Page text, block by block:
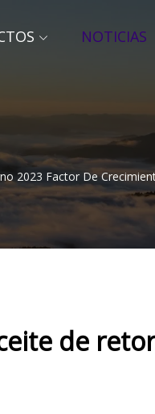
NOTICIAS
2023 Factor De
de